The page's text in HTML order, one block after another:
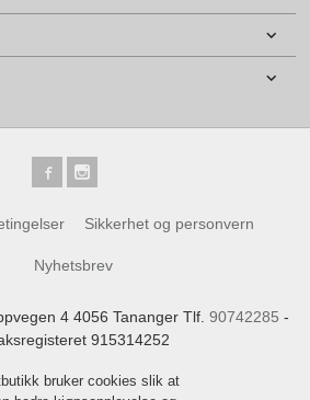
Sikkerhet og personvern
Nyhetsbrev
4 4056 Tananger Tlf. 90742285 -
915314252
bruker cookies slik at